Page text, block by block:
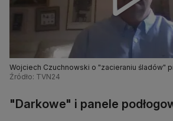
Wojciech Czuchnowski o "zacieraniu śladów"
Źródło: TVN24
"Darkowe" i panele